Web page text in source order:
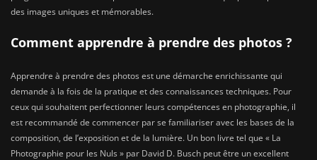
des images uniques et mémorables.
Comment apprendre à prendre des photos ?
Apprendre à prendre des photos est une démarche enrichissante qui
demande à la fois de la pratique et des connaissances techniques. Pour
ceux qui souhaitent perfectionner leurs compétences en photographie, il
est recommandé de commencer par se familiariser avec les bases de la
composition, de l’exposition et de la lumière. Un bon livre tel que « La
Photographie pour les Nuls » par David D. Busch peut être un excellent